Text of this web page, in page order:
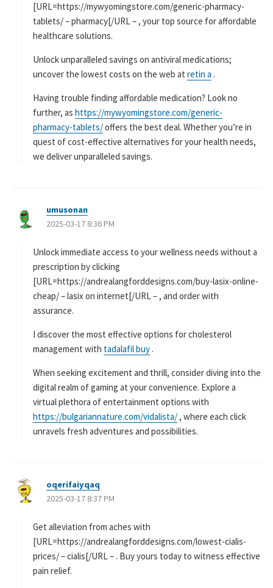
[URL=https://mywyomingstore.com/generic-pharmacy-
tablets/ – pharmacy[/URL – , your top source for affordable
healthcare solutions.
Unlock unparalleled savings on antiviral medications;
uncover the lowest costs on the web at retin a .
Having trouble finding affordable medication? Look no
further, as https://mywyomingstore.com/generic-
pharmacy-tablets/offers the best deal. Whether you’re in
quest of cost-effective alternatives for your health needs,
we deliver unparalleled savings.
umusonan
り
2025-03-17 8:36 PM
Unlock immediate access to your wellness needs without a
prescription by clicking
[URL=https://andrealangforddesigns.com/buy-lasix-online-
cheap/ – lasix on internet[/URL – , and order with
assurance.
I discover the most effective options for cholesterol
management with tadalafil buy .
When seeking excitement and thrill, consider diving into the
digital realm of gaming at your convenience. Explore a
virtual plethora of entertainment options with
https://bulgariannature.com/vidalista/, where each click
unravels fresh adventures and possibilities.
oqerifaiyqaq
り
2025-03-17 8:37 PM
Get alleviation from aches with
[URL=https://andrealangforddesigns.com/lowest-cialis-
prices/ – cialis[/URL – . Buy yours today to witness effective
pain relief.